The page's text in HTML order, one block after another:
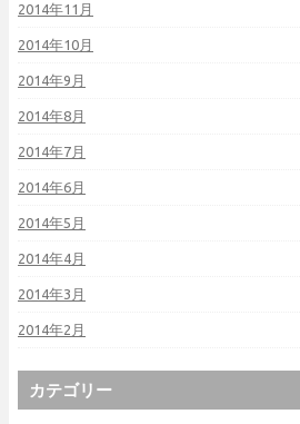
2014年11月
2014年10月
2014年9月
2014年8月
2014年7月
2014年6月
2014年5月
2014年4月
2014年3月
2014年2月
カテゴリー